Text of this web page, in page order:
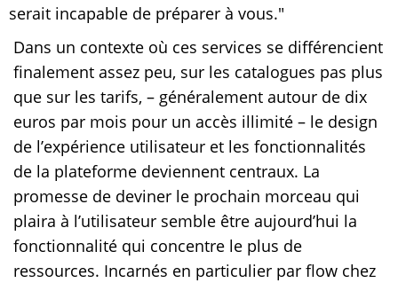
serait incapable de préparer à vous."
Dans un contexte où ces services se différencient
finalement assez peu, sur les catalogues pas plus
que sur les tarifs, – généralement autour de dix
euros par mois pour un accès illimité – le design
de l’expérience utilisateur et les fonctionnalités
de la plateforme deviennent centraux. La
promesse de deviner le prochain morceau qui
plaira à l’utilisateur semble être aujourd’hui la
fonctionnalité qui concentre le plus de
ressources. Incarnés en particulier par flow chez